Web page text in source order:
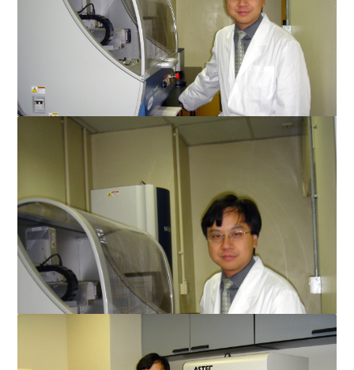
基金会设立讲座教授席 港币一亿元支持中文大学科研
卢煜明的处事格言，是将每天看作生命的最后一天，”那
你就不会拖你的工作！”...